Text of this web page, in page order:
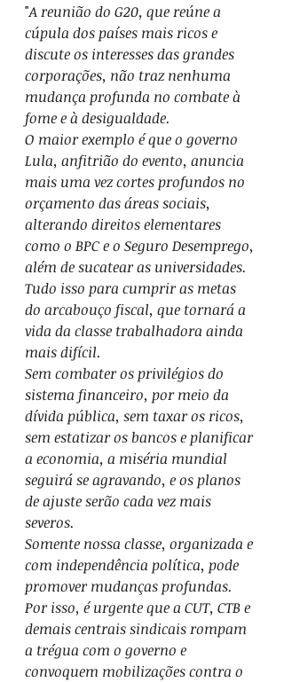
"A reunião do G20, que reúne a
cúpula dos países mais ricos e
discute os interesses das grandes
corporações, não traz nenhuma
mudança profunda no combate à
fome e à desigualdade.
O maior exemplo é que o governo
Lula, anfitrião do evento, anuncia
mais uma vez cortes profundos no
orçamento das áreas sociais,
alterando direitos elementares
como o BPC e o Seguro Desemprego,
além de sucatear as universidades.
Tudo isso para cumprir as metas
do arcabouço fiscal, que tornará a
vida da classe trabalhadora ainda
mais difícil.
Sem combater os privilégios do
sistema financeiro, por meio da
dívida pública, sem taxar os ricos,
sem estatizar os bancos e planificar
a economia, a miséria mundial
seguirá se agravando, e os planos
de ajuste serão cada vez mais
severos.
Somente nossa classe, organizada e
com independência política, pode
promover mudanças profundas.
Por isso, é urgente que a CUT, CTB e
demais centrais sindicais rompam
a trégua com o governo e
convoquem mobilizações contra o